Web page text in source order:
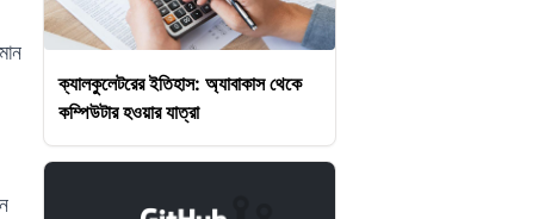
ক্যালকুলেটরের ইতিহাস: অ্যাবাকাস থেকে
কম্পিউটার হওয়ার যাত্রা